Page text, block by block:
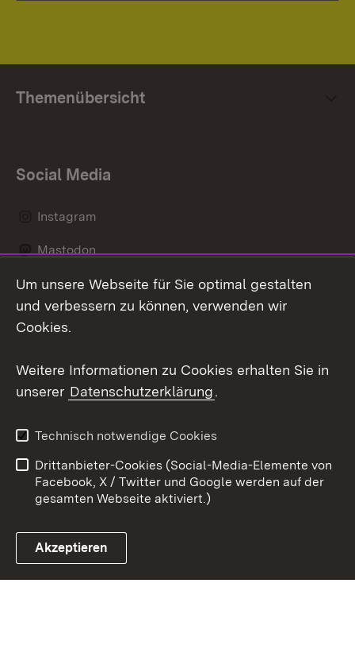
Themenübersicht
Social Media
Instagram
Mastodon
Messenger
Link zum Landesportal
Kontakt
Impressum
Cookies
Um unsere Webseite für Sie optimal gestalten
und verbessern zu können, verwenden wir
Cookies.
Weitere Informationen zu Cookies erhalten Sie in
unserer Datenschutzerklärung.
Technisch notwendige Cookies
Drittanbieter-Cookies (Social-Media-Elemente von
Facebook, X / Twitter und Google werden auf der
gesamten Webseite aktiviert.)
Akzeptieren